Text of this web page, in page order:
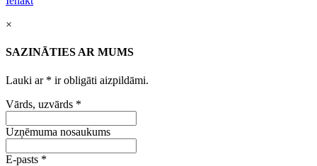
×
SAZINĀTIES AR MUMS
Lauki ar * ir obligāti aizpildāmi.
Vārds, uzvārds *
Uzņēmuma nosaukums
E-pasts *